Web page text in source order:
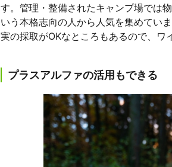
す。管理・整備されたキャンプ場では
いう本格志向の人から人気を集めてい
実の採取がOKなところもあるので、ワ
プラスアルファの活用もできる